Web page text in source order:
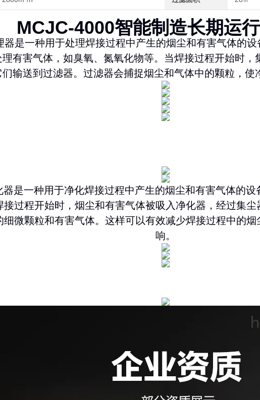
MCJC-4000智能制造长期运
器是一种用于处理焊接过程中产生的烟尘和有害气体的设
有害气体，如臭氧、氮氧化物等。当焊接过程开始时，
输送到过滤器。过滤器会捕捉烟尘和气体中的颗粒，使
是一种用于净化焊接过程中产生的烟尘和有害气体的设
接过程开始时，烟尘和有害气体被吸入净化器，经过集
细微颗粒和有害气体。这样可以有效减少焊接过程中的
响。